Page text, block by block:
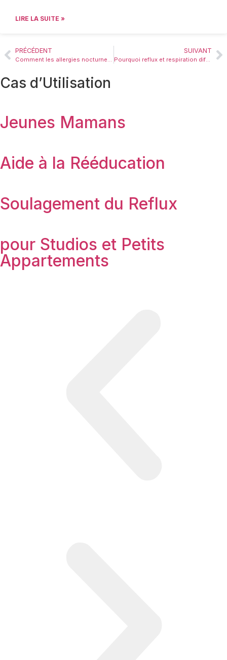
LIRE LA SUITE »
PRÉCÉDENT
Comment les allergies nocturnes et le reflux peuvent se renforcer mutuellement
SUIVANT
Pourquoi reflux et respiration difficile sont souvent liés pendant la nuit
Cas d’Utilisation​
Jeunes Mamans
Aide à la Rééducation
Soulagement du Reflux
pour Studios et Petits
Appartements